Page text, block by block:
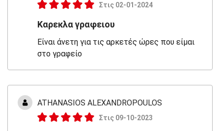
Στις 02-01-2024
Καρεκλα γραφειου
Είναι άνετη για τις αρκετές ώρες που είμαι
στο γραφείο
ATHANASIOS ALEXANDROPOULOS
Στις 09-10-2023